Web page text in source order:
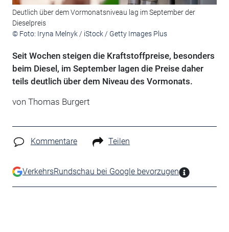
Deutlich über dem Vormonatsniveau lag im September der
Dieselpreis
© Foto: Iryna Melnyk / iStock / Getty Images Plus
Seit Wochen steigen die Kraftstoffpreise, besonders
beim Diesel, im September lagen die Preise daher
teils deutlich über dem Niveau des Vormonats.
von Thomas Burgert
Kommentare Teilen
VerkehrsRundschau bei Google bevorzugen